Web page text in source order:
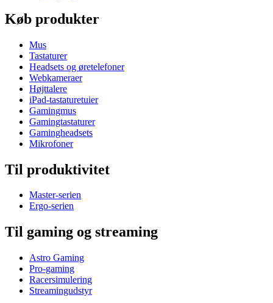
Køb produkter
Mus
Tastaturer
Headsets og øretelefoner
Webkameraer
Højttalere
iPad-tastaturetuier
Gamingmus
Gamingtastaturer
Gamingheadsets
Mikrofoner
Til produktivitet
Master-serien
Ergo-serien
Til gaming og streaming
Astro Gaming
Pro-gaming
Racersimulering
Streamingudstyr